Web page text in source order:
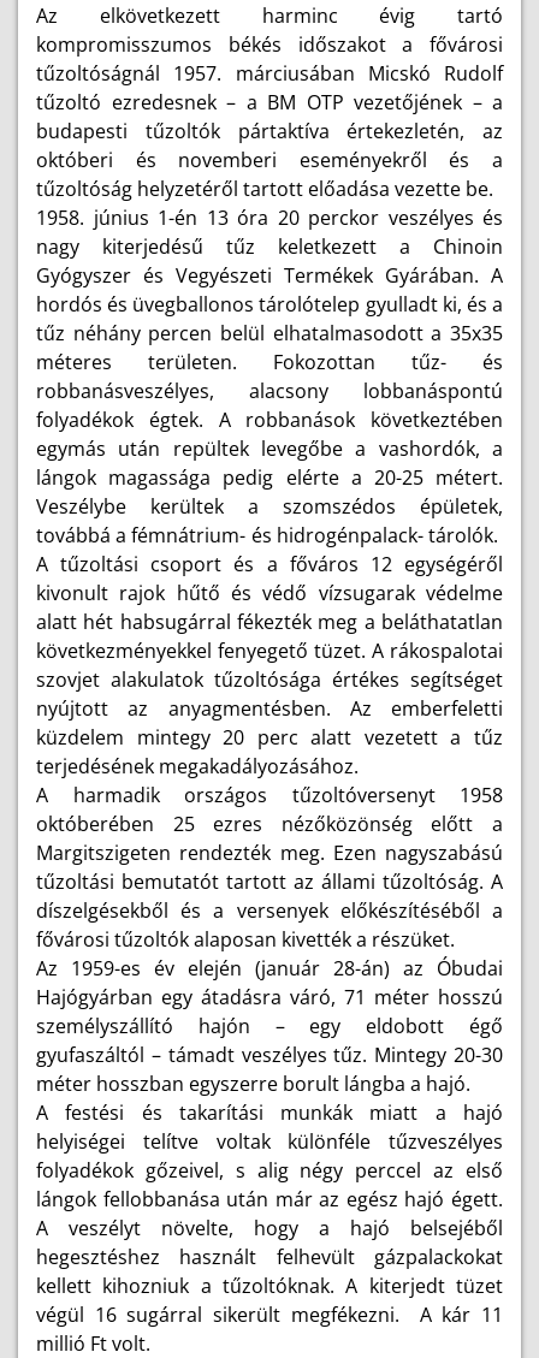
Az elkövetkezett harminc évig tartó
kompromisszumos békés időszakot a fővárosi
tűzoltóságnál 1957. márciusában Micskó Rudolf
tűzoltó ezredesnek – a BM OTP vezetőjének – a
budapesti tűzoltók pártaktíva értekezletén, az
októberi és novemberi eseményekről és a
tűzoltóság helyzetéről tartott előadása vezette be.
1958. június 1-én 13 óra 20 perckor veszélyes és
nagy kiterjedésű tűz keletkezett a Chinoin
Gyógyszer és Vegyészeti Termékek Gyárában. A
hordós és üvegballonos tárolótelep gyulladt ki, és a
tűz néhány percen belül elhatalmasodott a 35x35
méteres területen. Fokozottan tűz- és
robbanásveszélyes, alacsony lobbanáspontú
folyadékok égtek. A robbanások következtében
egymás után repültek levegőbe a vashordók, a
lángok magassága pedig elérte a 20-25 métert.
Veszélybe kerültek a szomszédos épületek,
továbbá a fémnátrium- és hidrogénpalack- tárolók.
A tűzoltási csoport és a főváros 12 egységéről
kivonult rajok hűtő és védő vízsugarak védelme
alatt hét habsugárral fékezték meg a beláthatatlan
következményekkel fenyegető tüzet. A rákospalotai
szovjet alakulatok tűzoltósága értékes segítséget
nyújtott az anyagmentésben. Az emberfeletti
küzdelem mintegy 20 perc alatt vezetett a tűz
terjedésének megakadályozásához.
A harmadik országos tűzoltóversenyt 1958
októberében 25 ezres nézőközönség előtt a
Margitszigeten rendezték meg. Ezen nagyszabású
tűzoltási bemutatót tartott az állami tűzoltóság. A
díszelgésekből és a versenyek előkészítéséből a
fővárosi tűzoltók alaposan kivették a részüket.
Az 1959-es év elején (január 28-án) az Óbudai
Hajógyárban egy átadásra váró, 71 méter hosszú
személyszállító hajón – egy eldobott égő
gyufaszáltól – támadt veszélyes tűz. Mintegy 20-30
méter hosszban egyszerre borult lángba a hajó.
A festési és takarítási munkák miatt a hajó
helyiségei telítve voltak különféle tűzveszélyes
folyadékok gőzeivel, s alig négy perccel az első
lángok fellobbanása után már az egész hajó égett.
A veszélyt növelte, hogy a hajó belsejéből
hegesztéshez használt felhevült gázpalackokat
kellett kihozniuk a tűzoltóknak. A kiterjedt tüzet
végül 16 sugárral sikerült megfékezni. A kár 11
millió Ft volt.